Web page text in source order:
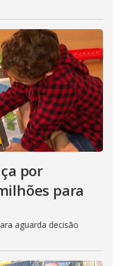
por
para
aguarda decisão